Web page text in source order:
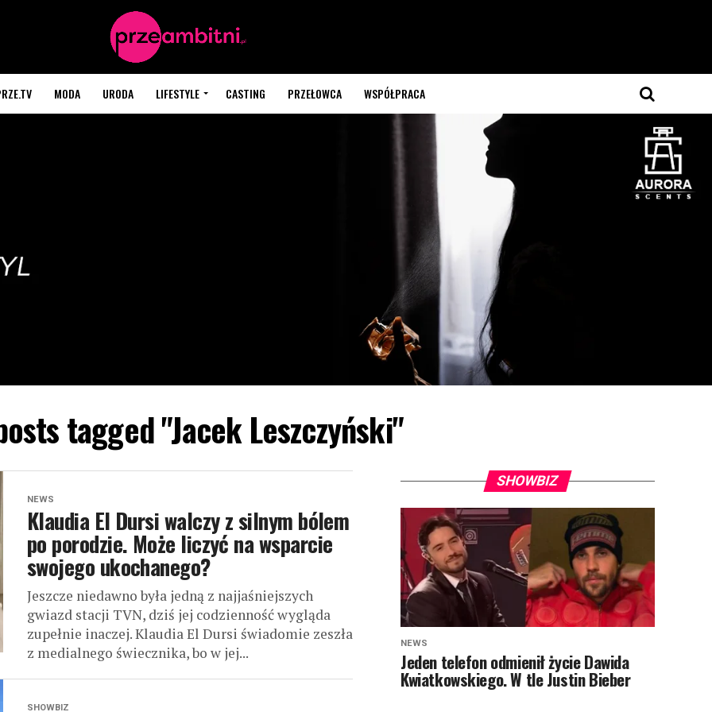
MODA URODA LIFESTYLE CASTING PRZEŁOWCA WSPÓŁPRACA
tagged "Jacek Leszczyński"
NEWS
Klaudia El Dursi walczy z silnym bólem
po porodzie. Może liczyć na wsparcie
swojego ukochanego?
Jeszcze niedawno była jedną z najjaśniejszych
gwiazd stacji TVN, dziś jej codzienność wygląda
zupełnie inaczej. Klaudia El Dursi świadomie zeszła
z medialnego świecznika, bo w jej...
SHOWBIZ
SHOWBIZ
NEWS
Jeden telefon odmienił życie Dawida
Kwiatkowskiego. W tle Justin Bieber